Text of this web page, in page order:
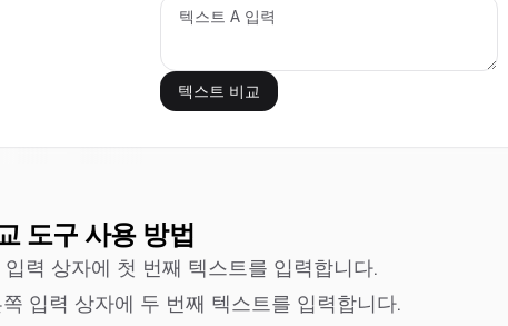
텍스트 비교
도구 사용 방법
입력 상자에 첫 번째 텍스트를 입력합니다.
입력 상자에 두 번째 텍스트를 입력합니다.